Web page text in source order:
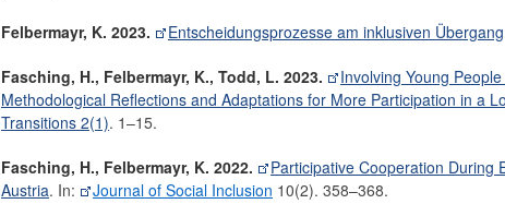
Felbermayr, K. 2023. Entscheidungsprozesse am inklusiven Übergang
Fasching, H., Felbermayr, K., Todd, L. 2023.
Involving Young
Methodological Reflections and Adaptations for More Participation in a
Transitions 2(1). 1–15.
Fasching, H., Felbermayr, K. 2022.
Participative Cooperation During
Austria. In: Journal of Social Inclusion 10(2). 358–368.